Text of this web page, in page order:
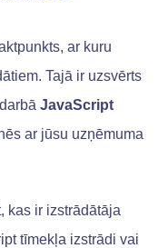
ar kuru
Tajā ir uzsvērts
JavaScript
ar jūsu uzņēmuma
kas ir izstrādātāja
tīmekļa izstrādi vai